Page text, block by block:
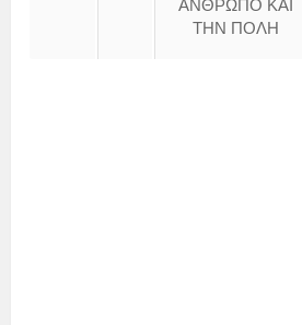
ΑΝΘΡΩΠΟ ΚΑΙ
ΤΗΝ ΠΟΛΗ